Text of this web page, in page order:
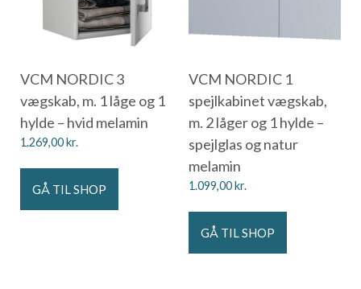
VCM NORDIC 3
vægskab, m. 1 låge og 1
hylde – hvid melamin
1.269,00kr.
GÅ TIL SHOP
VCM NORDIC 1
spejlkabinet vægskab,
m. 2 låger og 1 hylde –
spejlglas og natur
melamin
1.099,00kr.
GÅ TIL SHOP